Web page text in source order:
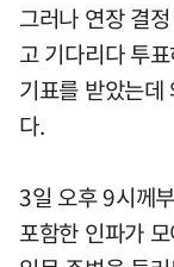
그러나 연장 결
고 기다리다 투
기표를 받았는
다.
3일 오후 9시께
포함한 인파가